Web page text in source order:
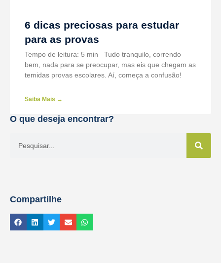
6 dicas preciosas para estudar
para as provas
Tempo de leitura: 5 min Tudo tranquilo, correndo
bem, nada para se preocupar, mas eis que chegam as
temidas provas escolares. Aí, começa a confusão!
Saiba Mais →
O que deseja encontrar?
Compartilhe